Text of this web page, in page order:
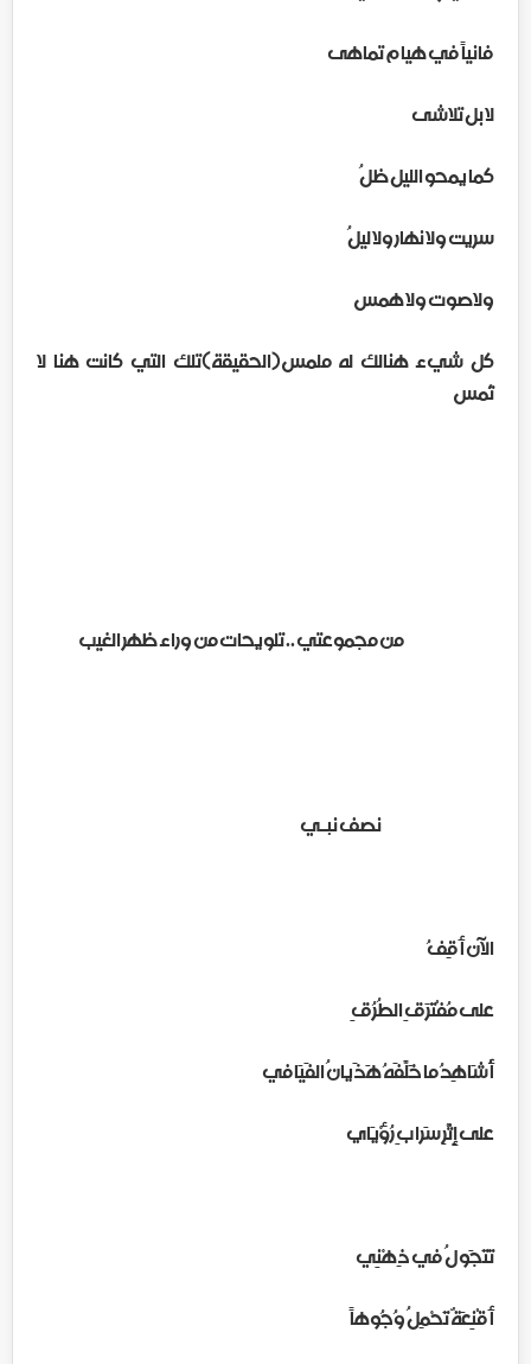
فانياً في هيام تماهى
لا بل تلاشى
كما يمحو الليل ظلُ
سريت ولا نهار ولا ليلُ
ولاصوت ولا همس
كل شيء هنالك له ملمس(الحقيقة)تلك التي كانت هنا لا
تُمس
من مجموعتي .. تلويحات من وراء ظهر الغيب
نصف نبـي
الآن أَقِفُ
على مُفْتَرَقِ الطُرُقِ
أُشَاهِدُ ما خَلَّفَهُ هَذَيانُ الفَيَافي
على إِثْرِ سَرابِ رُؤْيَاي
تَتَجَولُ في ذِهْنِي
أَقْنِعَةٌ تَحْمِلُ وُجُوهاً